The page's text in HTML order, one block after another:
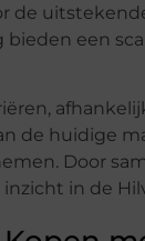
de
een
de huidige
Door
in de